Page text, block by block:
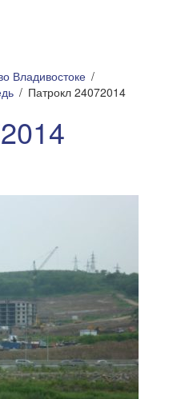
Владивостоке
Патрокл 24072014